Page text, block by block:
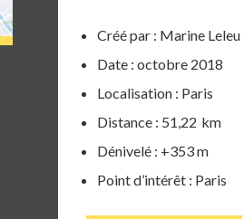
Créé par : Marine Leleu
Date : octobre 2018
Localisation : Paris
Distance : 51,22 km
Dénivelé : +353 m
Point d’intérêt : Paris